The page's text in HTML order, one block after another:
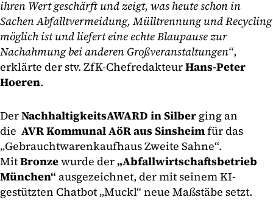
ihren Wert geschärft und zeigt, was heute schon in
Sachen Abfalltvermeidung, Mülltrennung und Recycling
möglich ist und liefert eine echte Blaupause zur
Nachahmung bei anderen Großveranstaltungen“,
erklärte der stv. ZfK-ChefredakteurHans-Peter
Hoeren.
DerNachhaltigkeitsAWARD in Silber ging an
die AVR Kommunal AöR aus Sinsheimfür das
„Gebrauchtwarenkaufhaus Zweite Sahne“.
MitBronzewurde der„Abfallwirtschaftsbetrieb
München“ ausgezeichnet, der mit seinem KI-
gestützten Chatbot „Muckl“ neue Maßstäbe setzt.